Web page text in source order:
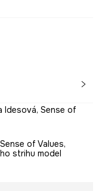
Idesová, Sense of
of Values,
strihu model